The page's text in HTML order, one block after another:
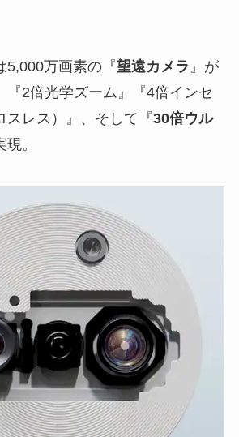
5,000万画素の『望遠カメラ 』が
『2倍光学ズーム』『4倍インセ
スレス）』、そして『30倍ウル
。